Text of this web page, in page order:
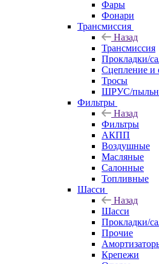
Фары
Фонари
Трансмиссия
Назад
Трансмиссия
Прокладки/
Сцепление и
Тросы
ШРУС/
Фильтры
Назад
Фильтры
АКПП
Воздушные
Масляные
Салонные
Топливные
Шасси
Назад
Шасси
Прокладки/
Прочие
Крепежи